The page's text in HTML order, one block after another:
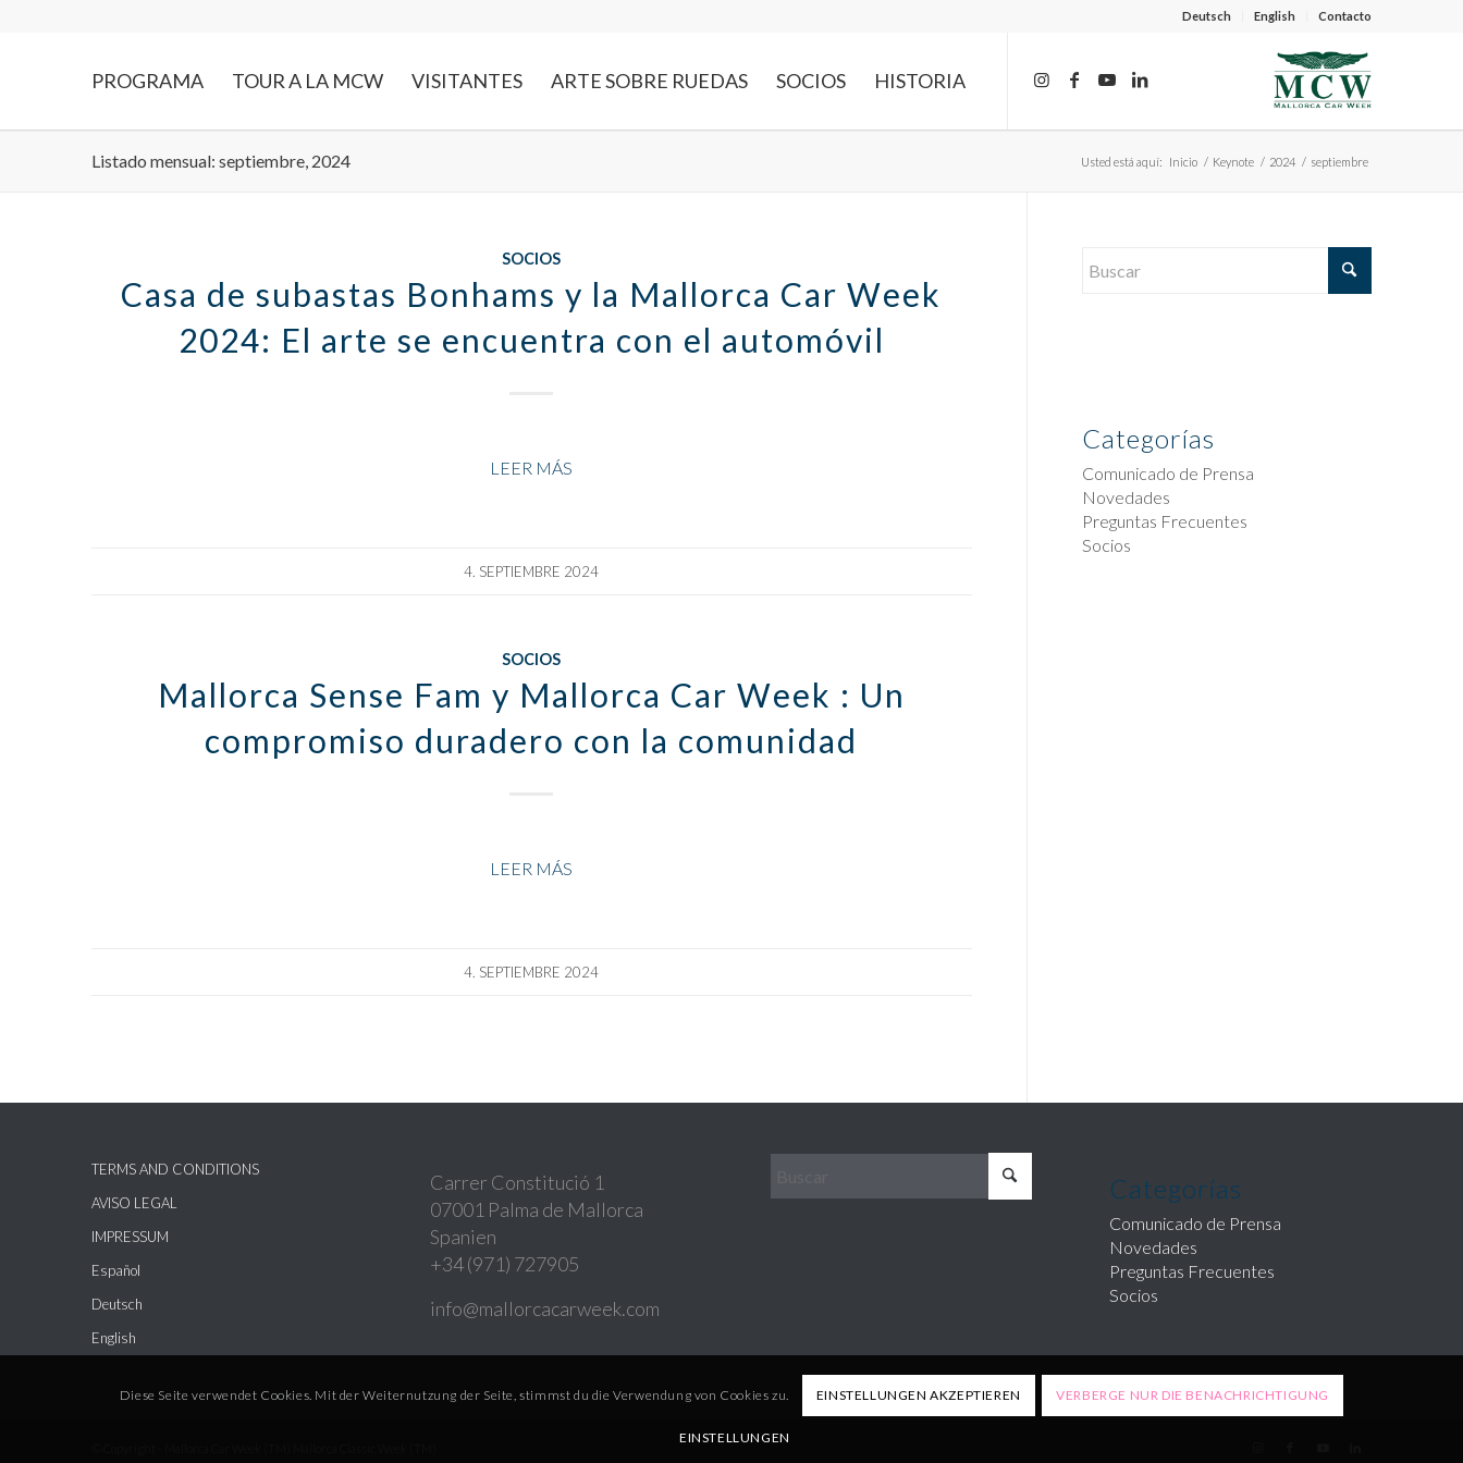
Deutsch English Contacto
PROGRAMA TOUR A LA MCW VISITANTES ARTE SOBRE RUEDAS SOCIOS HISTORIA
Listado mensual: septiembre, 2024 Usted está aquí: Inicio / Keynote / 2024 / septiembre
SOCIOS
Casa de subastas Bonhams y la Mallorca Car Week
2024: El arte se encuentra con el automóvil
LEER MÁS
4. SEPTIEMBRE 2024
SOCIOS
Mallorca Sense Fam y Mallorca Car Week : Un
compromiso duradero con la comunidad
LEER MÁS
4. SEPTIEMBRE 2024
Categorías
Comunicado de Prensa
Novedades
Preguntas Frecuentes
Socios
TERMS AND CONDITIONS
AVISO LEGAL
IMPRESSUM
Español
Deutsch
English
Carrer Constitució 1
07001 Palma de Mallorca
Spanien
+34 (971) 727905
info@mallorcacarweek.com
Categorías
Comunicado de Prensa
Novedades
Preguntas Frecuentes
Socios
Diese Seite verwendet Cookies. Mit der Weiternutzung der Seite, stimmst du die Verwendung von Cookies zu. EINSTELLUNGEN AKZEPTIEREN VERBERGE NUR DIE BENACHRICHTIGUNG
EINSTELLUNGEN